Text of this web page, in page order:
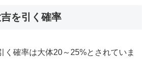
を引く確率
く確率は大体20～25%とされていま